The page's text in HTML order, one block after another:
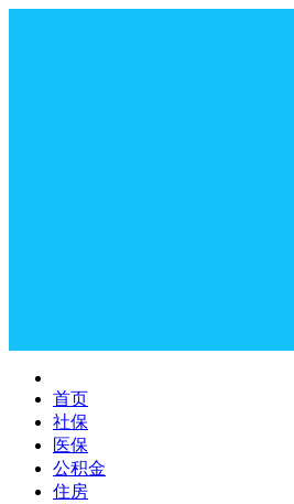
首页
社保
医保
公积金
住房